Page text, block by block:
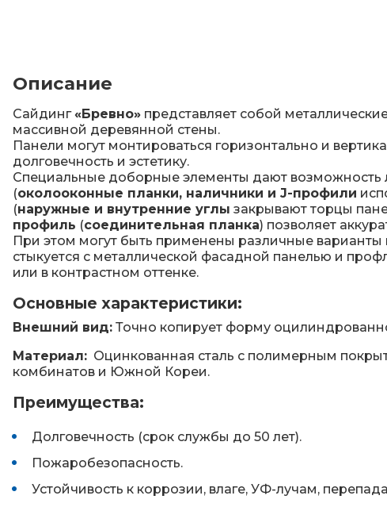
Описание
Сайдинг«Бревно» представляет собой
массивной деревянной стены.
Панели могут монтироваться горизонтально и
долговечность и эстетику.
Специальные доборные элементы дают
(околооконные планки, наличники и J-профили
(наружные и внутренние углы закрывают торцы
профиль (соединительная планка) позволяет
При этом могут быть применены различные
стыкуется с металлической фасадной панелью и
или в контрастном оттенке.
Основные характеристики:
Внешний вид: Точно копирует форму
Материал: Оцинкованная сталь с полимерным
комбинатов и Южной Кореи.
Преимущества:
Долговечность (срок службы до 50 лет).
Пожаробезопасность.
Устойчивость к коррозии, влаге, УФ-лучам,